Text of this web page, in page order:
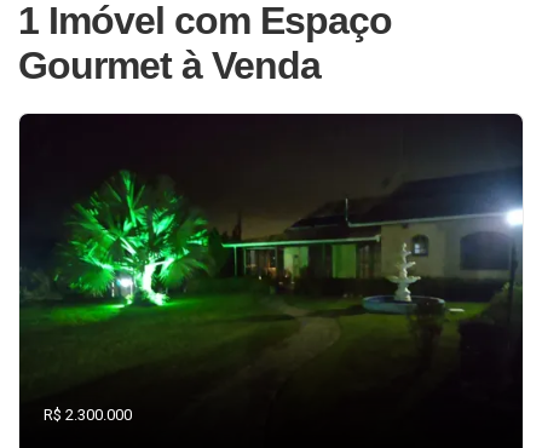
1 Imóvel com Espaço
Gourmet à Venda
R$ 2.300.000